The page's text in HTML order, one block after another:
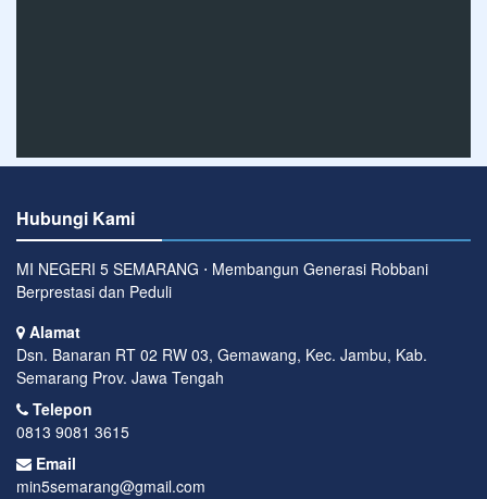
Hubungi Kami
MI NEGERI 5 SEMARANG ⋅ Membangun Generasi Robbani
Berprestasi dan Peduli
Alamat
Dsn. Banaran RT 02 RW 03, Gemawang, Kec. Jambu, Kab.
Semarang Prov. Jawa Tengah
Telepon
0813 9081 3615
Email
min5semarang@gmail.com